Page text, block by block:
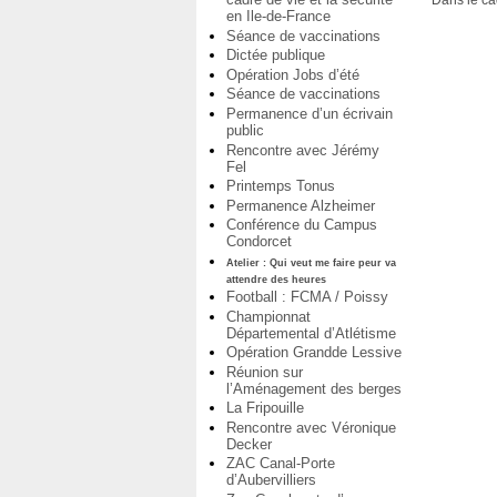
en Ile-de-France
Séance de vaccinations
Dictée publique
Opération Jobs d’été
Séance de vaccinations
Permanence d’un écrivain
public
Rencontre avec Jérémy
Fel
Printemps Tonus
Permanence Alzheimer
Conférence du Campus
Condorcet
Atelier : Qui veut me faire peur va
attendre des heures
Football : FCMA / Poissy
Championnat
Départemental d’Atlétisme
Opération Grandde Lessive
Réunion sur
l’Aménagement des berges
La Fripouille
Rencontre avec Véronique
Decker
ZAC Canal-Porte
d’Aubervilliers